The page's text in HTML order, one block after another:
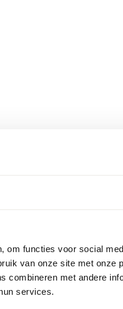
om functies voor social
van onze site met onze
combineren met andere
services.
Bij